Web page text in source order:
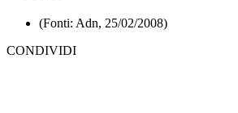
(Fonti: Adn, 25/02/2008)
CONDIVIDI